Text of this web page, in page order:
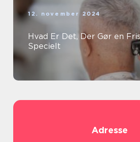
12. november 2024
Hvad Er Det, Der Gør en
Specielt
Adresse